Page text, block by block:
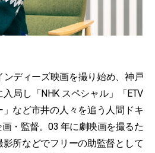
ンディーズ映画を撮り始め、神戸
局し「NHK スペシャル」「ETV
など市井の人々を追う人間ドキ
・監督。03 年に劇映画を撮るた
所などでフリーの助監督として